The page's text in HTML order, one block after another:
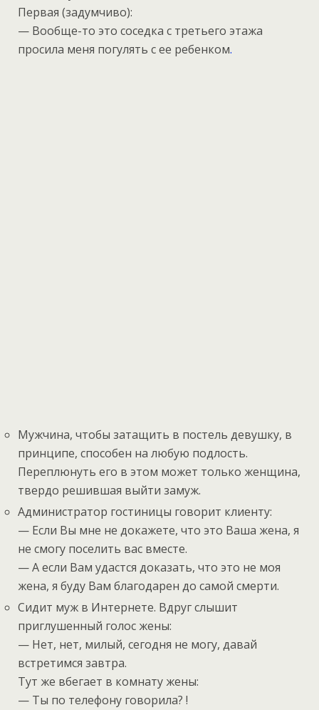
Первая (задумчиво):
— Вообще-то это соседка с третьего этажа
просила меня погулять с ее ребенком.
Мужчина, чтобы затащить в постель девушку, в
принципе, способен на любую подлость.
Переплюнуть его в этом может только женщина,
твердо решившая выйти замуж.
Администратор гостиницы говорит клиенту:
— Если Вы мне не докажете, что это Ваша жена, я
не смогу поселить вас вместе.
— А если Вам удастся доказать, что это не моя
жена, я буду Вам благодарен до самой смерти.
Сидит муж в Интернете. Вдруг слышит
приглушенный голос жены:
— Нет, нет, милый, сегодня не могу, давай
встретимся завтра.
Тут же вбегает в комнату жены:
— Ты по телефону говорила? !